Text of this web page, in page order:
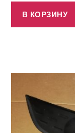
В КОРЗИНУ